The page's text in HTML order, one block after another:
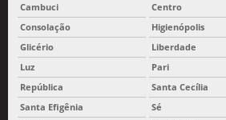
Cambuci
Centro
Consolação
Higienópolis
Glicério
Liberdade
Luz
Pari
República
Santa Cecília
Santa Efigênia
Sé